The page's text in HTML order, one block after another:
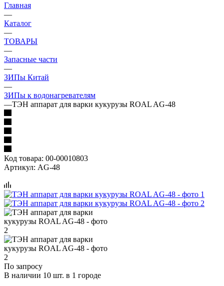
Главная
—
Каталог
—
ТОВАРЫ
—
Запасные части
—
ЗИПы Китай
—
ЗИПы к водонагревателям
—ТЭН аппарат для варки кукурузы ROAL AG-48
Код товара: 00-00010803
Артикул: AG-48
По запросу
В наличии 10 шт. в 1 городе